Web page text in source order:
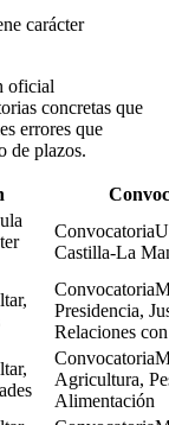
carácter
oficial
concretas que
errores que
de plazos.
Castilla-La
Presidencia,
Relaciones
Agricultura,
Alimentación